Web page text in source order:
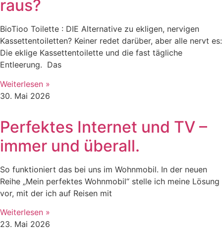
raus?
BioTioo Toilette : DIE Alternative zu ekligen, nervigen
Kassettentoiletten? Keiner redet darüber, aber alle nervt es:
Die eklige Kassettentoilette und die fast tägliche
Entleerung. Das
Weiterlesen »
30. Mai 2026
Perfektes Internet und TV –
immer und überall.
So funktioniert das bei uns im Wohnmobil. In der neuen
Reihe „Mein perfektes Wohnmobil“ stelle ich meine Lösung
vor, mit der ich auf Reisen mit
Weiterlesen »
23. Mai 2026